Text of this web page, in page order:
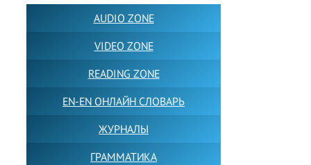
AUDIO ZONE
VIDEO ZONE
READING ZONE
EN-EN ОНЛАЙН СЛОВАРЬ
ЖУРНАЛЫ
ГРАММАТИКА